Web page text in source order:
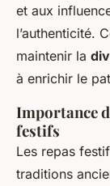
et aux
l’authenticité.
maintenir la
à enrichir le
Importance
festifs
Les repas
traditions